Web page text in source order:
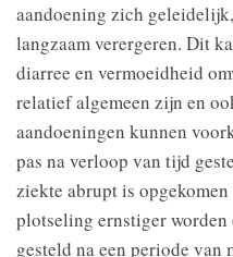
aandoening zich
langzaam verergeren. Dit
diarree en vermoeidheid
relatief algemeen zijn en
aandoeningen kunnen
pas na verloop van tijd
ziekte abrupt is
plotseling ernstiger
gesteld na een periode van